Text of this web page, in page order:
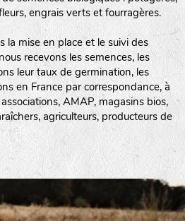
engrais verts et fourragères.
la mise en place et le suivi des
recevons les semences, les
leur taux de germination, les
en France par correspondance, à
AMAP, magasins bios,
agriculteurs, producteurs de